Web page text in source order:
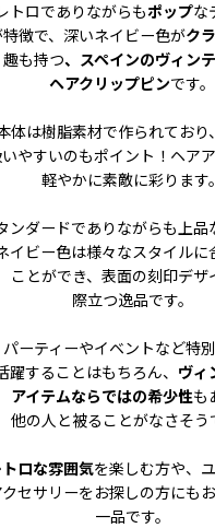
トロでありながらもポップな
徴で、深いネイビー色がク
趣も持つ、スペインのヴィン
ヘアクリップピンです。
体は樹脂素材で作られており
やすいのもポイント！ヘア
軽やかに素敵に彩ります。
ンダードでありながらも上品
イビー色は様々なスタイルに
ことができ、表面の刻印デザ
際立つ逸品です。
パーティーやイベントなど特
躍することはもちろん、 ヴィ
アイテムならではの希少性も
他の人と被ることがなさそう
トロな雰囲気を楽しむ方や、
クセサリーをお探しの方にも
一品です。